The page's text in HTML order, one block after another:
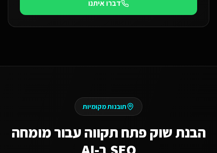
דברו איתנו
תובנות מקומיות
הבנת שוק פתח תקווה עבורמומחה